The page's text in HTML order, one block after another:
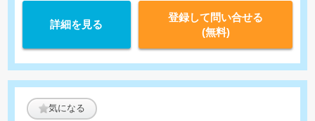
詳細を見る
登録して問い合せる
(無料)
気になる